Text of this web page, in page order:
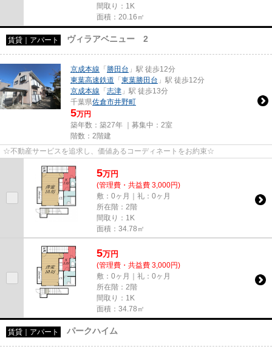
間取り：1K
面積：20.16㎡
賃貸｜アパート ヴィラアベニュー 2
京成本線 「勝田台 」駅 徒歩12分
東葉高速鉄道 「東葉勝田台 」駅 徒歩12分
京成本線 「志津 」駅 徒歩13分
千葉県佐倉市井野町
5万円
築年数：築27年 ｜募集中： 2室
階数：2階建
☆不動産サービスを追求し、価値あるコーディネートをお約束☆
5万円
(管理費・共益費 3,000円)
敷：0ヶ月｜礼：0ヶ月
所在階：2階
間取り：1K
面積：34.78㎡
5万円
(管理費・共益費 3,000円)
敷：0ヶ月｜礼：0ヶ月
所在階：2階
間取り：1K
面積：34.78㎡
賃貸｜アパート パークハイム